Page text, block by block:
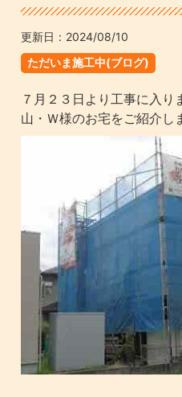
更新日： 2024/08/10
ただいま施工中(ブログ)
７月２３日より工事に入り
山・Ｗ様のお宅をご紹介し